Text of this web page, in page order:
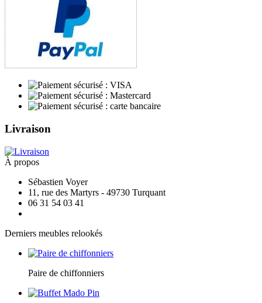
Livraison
À propos
Sébastien Voyer
11, rue des Martyrs - 49730 Turquant
06 31 54 03 41
Derniers meubles relookés
Paire de chiffonniers